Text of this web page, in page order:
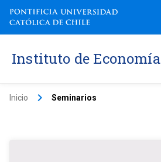
Instituto de Economía
Inicio keyboard_arrow_right Seminarios